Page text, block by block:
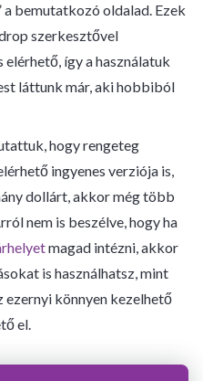
bemutatkozó oldalad. Ezek
szerkesztővel
elérhető, így a használatuk
láttunk már, aki hobbiból
hogy rengeteg
ingyenes verziója is,
dollárt, akkor még több
nem is beszélve, hogy ha
magad intézni, akkor
is használhatsz, mint
ezernyi könnyen kezelhető
el.